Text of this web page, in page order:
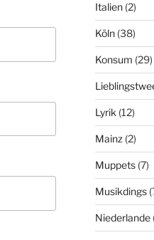
Italien(2)
Köln(38)
Konsum (29)
Lyrik (12)
Mainz (2)
Muppets(7)
Musikdings
Niederlande